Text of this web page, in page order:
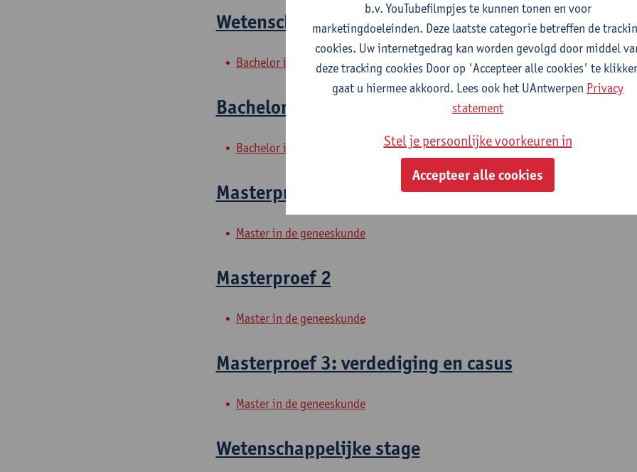
Wetenschappelijke vorming 1
Bachelor in de geneeskunde
Bachelorproef
Bachelor in de geneeskunde
Masterproef 1
Master in de geneeskunde
Masterproef 2
Master in de geneeskunde
Masterproef 3: verdediging en casus
Master in de geneeskunde
Wetenschappelijke stage
b.v. YouTubefilmpjes te kunnen tonen en voor
marketingdoeleinden. Deze laatste categorie betreffen de
cookies. Uw internetgedrag kan worden gevolgd door middel
deze tracking cookies Door op 'Accepteer alle cookies' te
gaat u hiermee akkoord. Lees ook het UAntwerpen Privacy
statement
Stel je persoonlijke voorkeuren in
Accepteer alle cookies